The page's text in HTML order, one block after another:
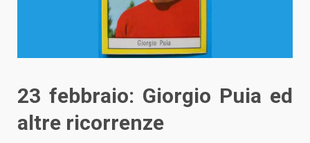
23 febbraio: Giorgio Puia ed
altre ricorrenze